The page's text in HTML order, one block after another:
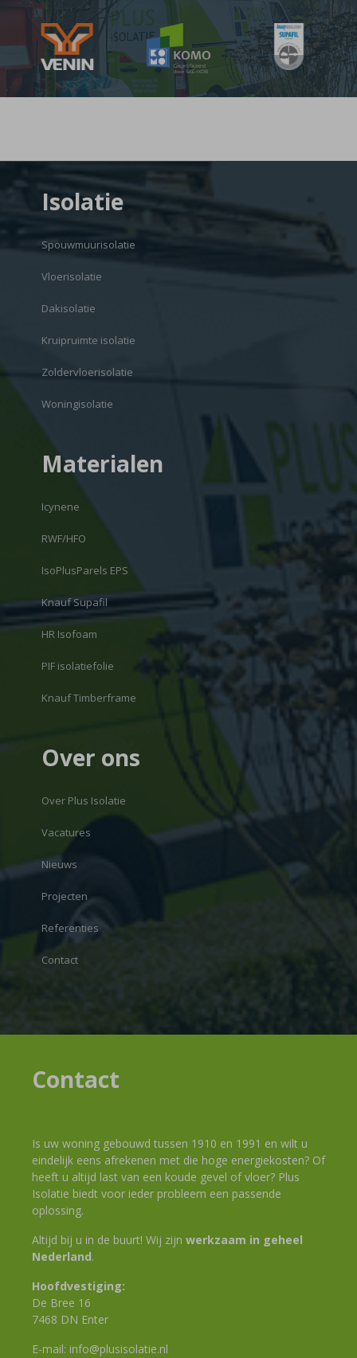
Isolatie
Spouwmuurisolatie
Vloerisolatie
Dakisolatie
Kruipruimte isolatie
Zoldervloerisolatie
Woningisolatie
Materialen
Icynene
RWF/HFO
IsoPlusParels EPS
Knauf Supafil
HR Isofoam
PIF isolatiefolie
Knauf Timberframe
Over ons
Over Plus Isolatie
Vacatures
Nieuws
Projecten
Referenties
Contact
Contact
Is uw woning gebouwd tussen 1910 en 1991 en wilt u
eindelijk eens afrekenen met die hoge energiekosten? Of
heeft u altijd last van een koude gevel of vloer? Plus
Isolatie biedt voor ieder probleem een passende
oplossing.
Altijd bij u in de buurt! Wij zijn werkzaam in geheel
Nederland.
Hoofdvestiging:
De Bree 16
7468 DN Enter
E-mail: info@plusisolatie.nl